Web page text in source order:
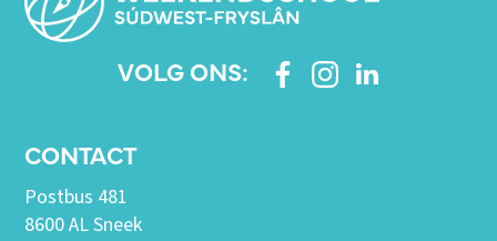
VOLG ONS:
CONTACT
Postbus 481
8600 AL Sneek